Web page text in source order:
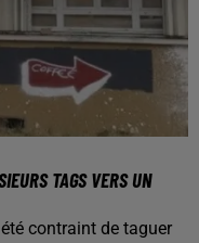
TAGS VERS UN
contraint de taguer